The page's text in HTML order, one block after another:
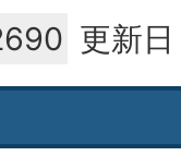
更新